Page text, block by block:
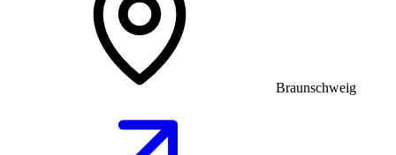
Braunschweig